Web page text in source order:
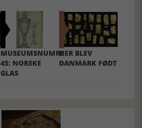
MUSEUMSNUMRE
45: NORSKE
GLAS
HER BLEV
DANMARK FØDT